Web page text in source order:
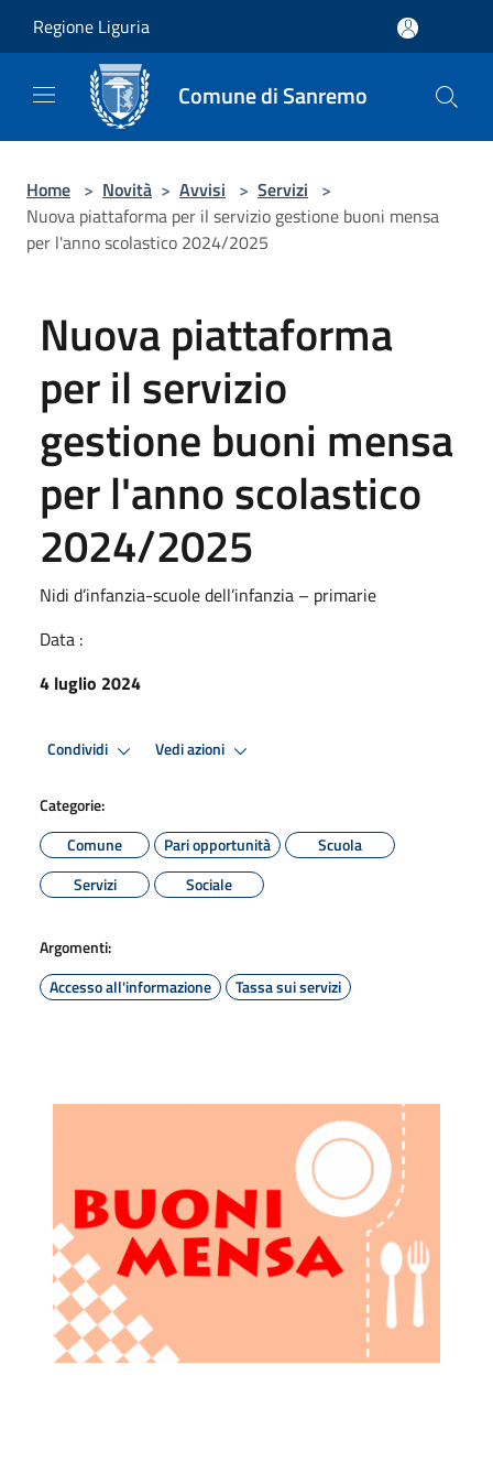
Regione Liguria
Comune di Sanremo
Home > Novità > Avvisi > Servizi >
Nuova piattaforma per il servizio gestione buoni mensa
per l'anno scolastico 2024/2025
Nuova piattaforma
per il servizio
gestione buoni mensa
per l'anno scolastico
2024/2025
Nidi d’infanzia-scuole dell’infanzia – primarie
Data :
4 luglio 2024
Condividi Vedi azioni
Categorie:
Comune
Pari opportunità
Scuola
Servizi
Sociale
Argomenti:
Accesso all'informazione
Tassa sui servizi